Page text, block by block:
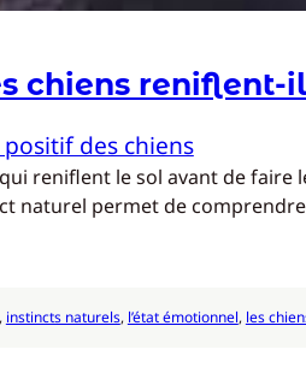
chiens reniflent-
des chiens
reniflent le sol avant de
naturel permet de
instincts naturels, l’état émotionnel, les